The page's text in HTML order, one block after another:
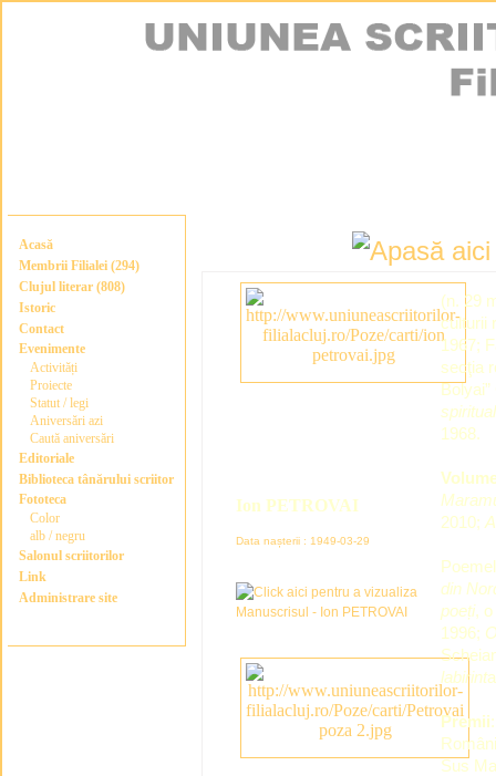
Acasă
Membrii Filialei (294)
Clujul literar (808)
Istoric
Contact
Evenimente
Activități
Proiecte
Statut / legi
Aniversări azi
Caută aniversări
Editoriale
Biblioteca tânărului scriitor
Fototeca
Color
alb / negru
Salonul scriitorilor
Link
Administrare site
Ion PETROVAI
Data nașterii : 1949-03-29
(n. 29
culturii
1967;
secţia
1968.
2010;
din
poeți,
1996;
labirint
Premii
Sus